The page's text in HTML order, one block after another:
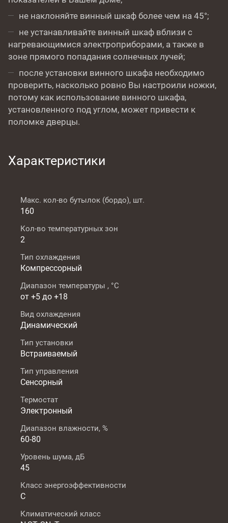
не наклоняйте винный шкаф более чем на 45°;
не устанавливайте винный шкаф вблизи с
нагревающимися электроприборами, а также в
зоне прямого попадания солнечных лучей;
после установки винного шкафа необходимо
проверить, насколько ровно Вы настроили ножки,
потому как использование винного шкафа,
установленного под углом, может привести к
поломке дверцы.
Характеристики
Макс. кол-во бутылок (бордо), шт.
160
Кол-во температурных зон
2
Тип охлаждения
Компрессорный
Диапазон температуры , °C
от +5 до +18
Вид охлаждения
Динамический
Тип установки
Встраиваемый
Тип управления
Сенсорный
Термостат
Электронный
Диапазон влажности, %
60-80
Уровень шума, дБ
45
Класс энергоэффективности
C
Климатический класс